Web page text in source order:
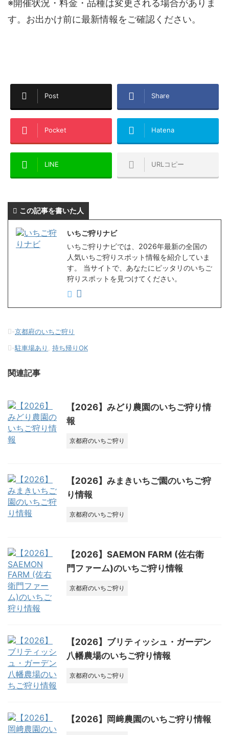
※開催状況・料金・品種は変更される場合がありま
す。お出かけ前に最新情報をご確認ください。
Post Share
Pocket Hatena
LINE URLコピー
この記事を書いた人
いちご狩りナビ
いちご狩りナビでは、2026年最新の全国の
人気いちご狩りスポット情報を紹介していま
す。 当サイトで、あなたにピッタリのいちご
狩りスポットを見つけてください。
-京都府のいちご狩り
-駐車場あり , 持ち帰りOK
関連記事
【2026】みどり農園のいちご狩り情
報
京都府のいちご狩り
【2026】みまきいちご園のいちご狩
り情報
京都府のいちご狩り
【2026】SAEMON FARM (佐右衛
門ファーム)のいちご狩り情報
京都府のいちご狩り
【2026】ブリティッシュ・ガーデン
八幡農場のいちご狩り情報
京都府のいちご狩り
【2026】岡﨑農園のいちご狩り情報